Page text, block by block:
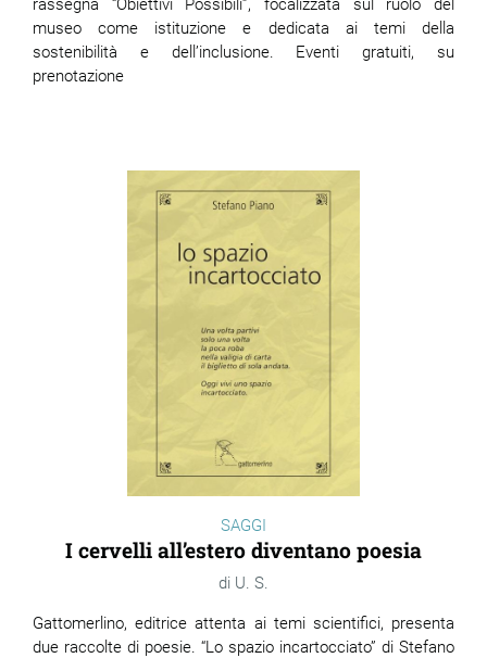
rassegna “Obiettivi Possibili”, focalizzata sul ruolo del
museo come istituzione e dedicata ai temi della
sostenibilità e dell’inclusione. Eventi gratuiti, su
prenotazione
SAGGI
I cervelli all’estero diventano poesia
U. S.
Gattomerlino, editrice attenta ai temi scientifici, presenta
due raccolte di poesie. “Lo spazio incartocciato” di Stefano